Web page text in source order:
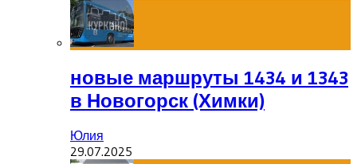
новые маршруты 1434 и 1343
в Новогорск (Химки)
Юлия
29.07.2025